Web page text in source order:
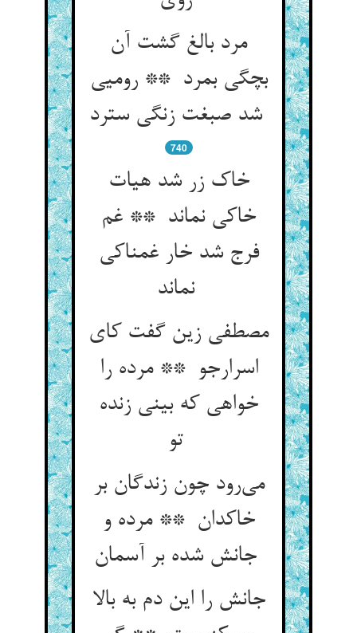
مرد بالغ گشت آن
بچگی بمرد ** رومیی
شد صبغت زنگی سترد
740
خاک زر شد هیات
خاکی نماند ** غم
فرج شد خار غمناکی
نماند
مصطفی زین گفت کای
اسرارجو ** مرده را
خواهی که بینی زنده
تو
می‌رود چون زندگان بر
خاکدان ** مرده و
جانش را این دم به بالا